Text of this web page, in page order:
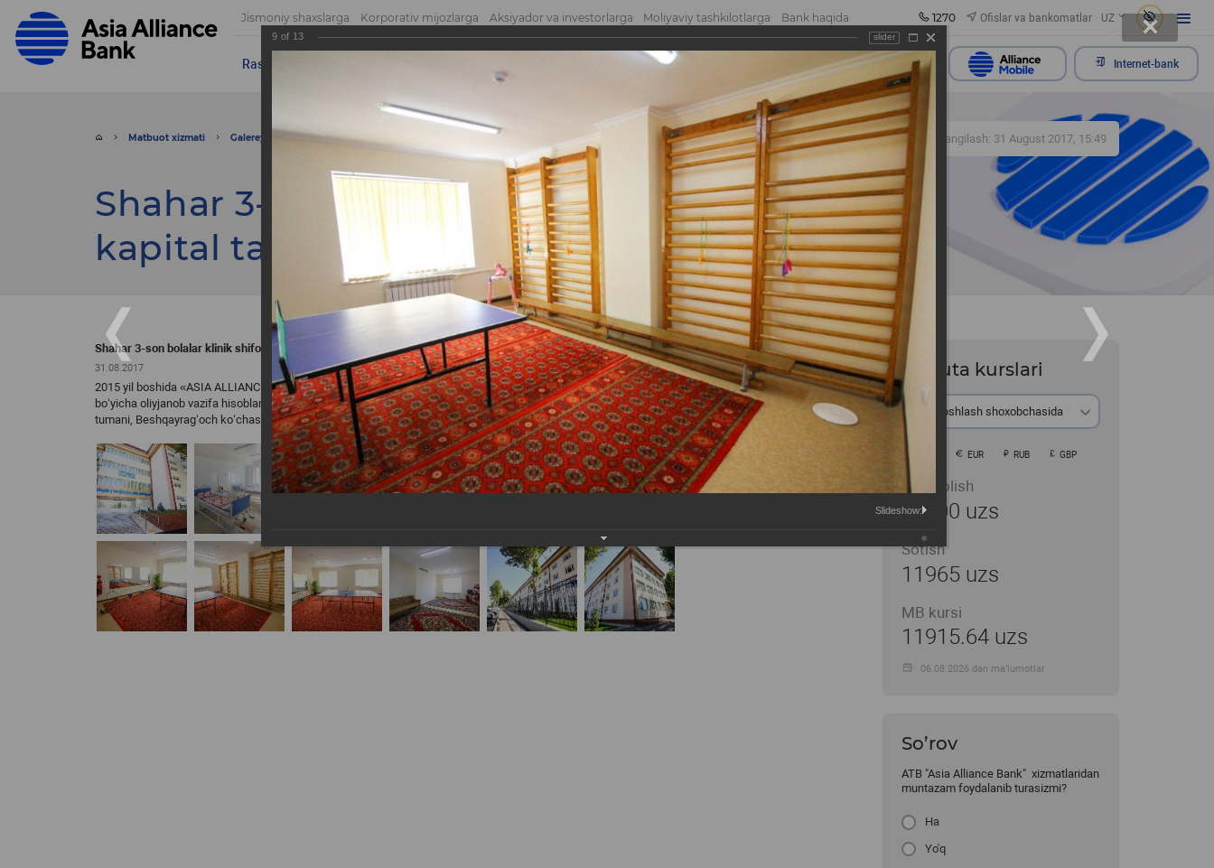
Jismoniy shaxslarga Korporativ mijozlarga Aksiyador va investorlarga Moliyaviy tashkilotlarga Bank haqida 1270 Ofislar va bankomatlar UZ
Rasmlar Murojaatni yuborish Internet-bank
Matbuot xizmati Galereya Rasmlar Shahar 3-son bolalar klinik shifoxonasini kapital ... 238 Yangilash: 31 August 2017, 15:49
Shahar 3-son bolalar klinik shifoxonasini
kapital ta’mirlash ishlari yakunlandi
Shahar 3-son bolalar klinik shifoxonasini kapital ta’mirlash ishlari yakunlandi
31.08.2017
2015 yil boshida «ASIA ALLIANCE BANK» aksiyadorlik tijorat banki Toshkent shahrida davolash muassasasini kapital ta’mirlanishini moliyalashtirish
boʻyicha oliyjanob vazifa hisoblangan homiylikni oʻz zimmasiga oldi. Koʻpgina ta’mirlashga muhtoj shifoxonalar orasidan Toshkent shahar, Uchtepa
tumani, Beshqayragʻoch koʻchasi, 243-uy manzili boʻyicha joylashgan Shahar 3-son bolalar klinik shifoxonasi tanlandi.
Valyuta kurslari
Ayirboshlash shoxobchasida
EUR RUB GBP
Sotib olish
11900 uzs
Sotish
11965 uzs
MB kursi
11915.64 uzs
06.08.2026 dan ma’lumotlar
So’rov
ATB "Asia Alliance Bank" xizmatlaridan
muntazam foydalanib turasizmi?
Ha
Yo'q
9 of 13 slider
Slideshow: